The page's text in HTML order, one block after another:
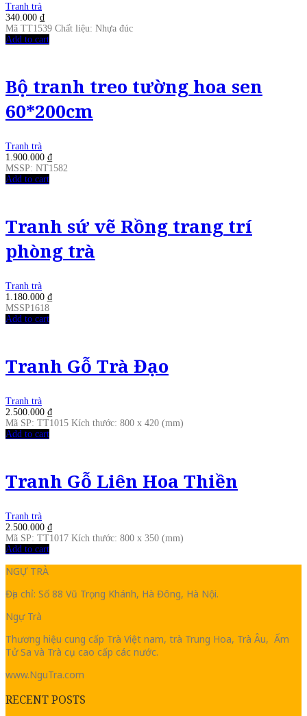
Tranh trà
340.000 ₫
Mã TT1539 Chất liệu: Nhựa đúc
Add to cart
Bộ tranh treo tường hoa sen
60*200cm
Tranh trà
1.900.000 ₫
MSSP: NT1582
Add to cart
Tranh sứ vẽ Rồng trang trí
phòng trà
Tranh trà
1.180.000 ₫
MSSP1618
Add to cart
Tranh Gỗ Trà Đạo
Tranh trà
2.500.000 ₫
Mã SP: TT1015 Kích thước: 800 x 420 (mm)
Add to cart
Tranh Gỗ Liên Hoa Thiền
Tranh trà
2.500.000 ₫
Mã SP: TT1017 Kích thước: 800 x 350 (mm)
Add to cart
NGỰ TRÀ
Địa chỉ: Số 88 Vũ Trọng Khánh, Hà Đông, Hà Nội.
Ngự Trà
Thương hiệu cung cấp Trà Việt nam, trà Trung Hoa, Trà Âu, Ấm
Tử Sa và Trà cụ cao cấp các nước.
www.NguTra.com
RECENT POSTS